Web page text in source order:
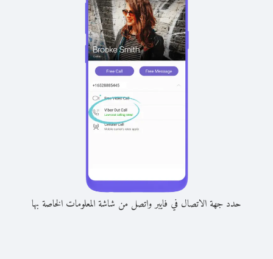
حدد جهة الاتصال في فايبر واتصل من شاشة المعلومات الخاصة بها